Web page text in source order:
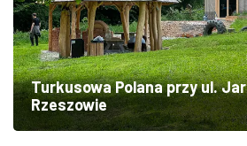
Turkusowa Polana przy ul.
Rzeszowie